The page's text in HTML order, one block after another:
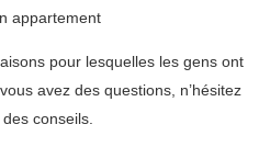
appartement
pour lesquelles les gens ont
avez des questions, n’hésitez
conseils.